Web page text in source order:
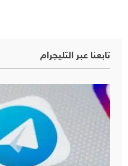
تابعنا عبر التليجرام